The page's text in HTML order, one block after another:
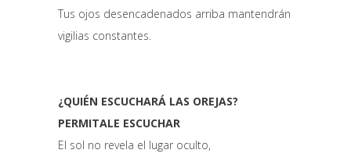
Tus ojos desencadenados arriba mantendrán
vigilias constantes.
¿QUIÉN ESCUCHARÁ LAS OREJAS?
PERMITALE ESCUCHAR
El sol no revela el lugar oculto,